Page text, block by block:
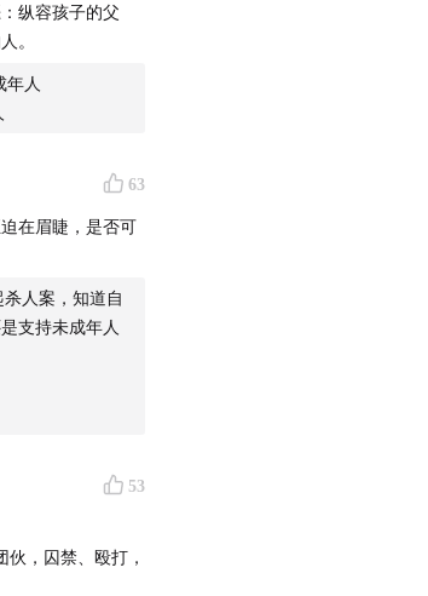
纵容孩子的父
。
年人
63
在眉睫，是否可
人案，知道自
支持未成年人
53
，囚禁、殴打，